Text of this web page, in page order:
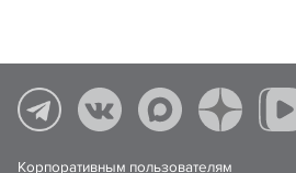
Корпоративным пользователям